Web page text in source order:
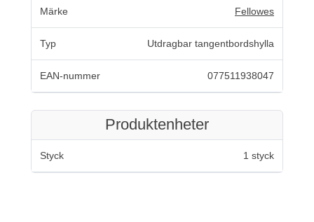
Märke Fellowes
Typ Utdragbar tangentbordshylla
EAN-nummer 077511938047
Produktenheter
Styck 1 styck